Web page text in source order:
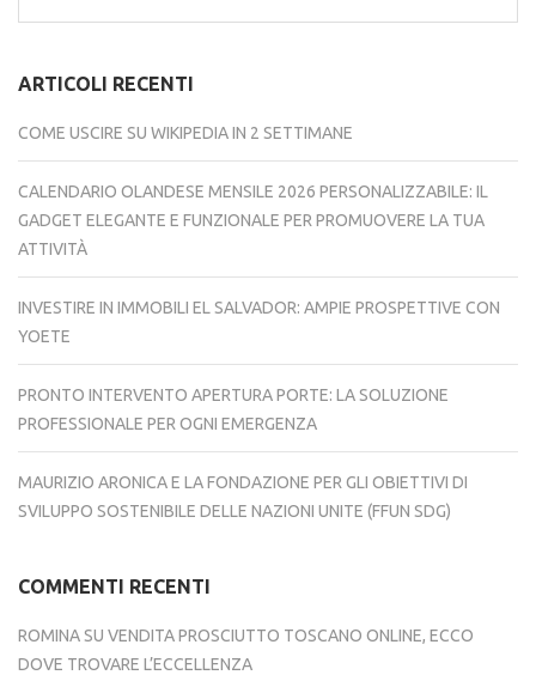
ARTICOLI RECENTI
COME USCIRE SU WIKIPEDIA IN 2 SETTIMANE
CALENDARIO OLANDESE MENSILE 2026 PERSONALIZZABILE: IL
GADGET ELEGANTE E FUNZIONALE PER PROMUOVERE LA TUA
ATTIVITÀ
INVESTIRE IN IMMOBILI EL SALVADOR: AMPIE PROSPETTIVE CON
YOETE
PRONTO INTERVENTO APERTURA PORTE: LA SOLUZIONE
PROFESSIONALE PER OGNI EMERGENZA
MAURIZIO ARONICA E LA FONDAZIONE PER GLI OBIETTIVI DI
SVILUPPO SOSTENIBILE DELLE NAZIONI UNITE (FFUN SDG)
COMMENTI RECENTI
ROMINA SU VENDITA PROSCIUTTO TOSCANO ONLINE, ECCO
DOVE TROVARE L’ECCELLENZA